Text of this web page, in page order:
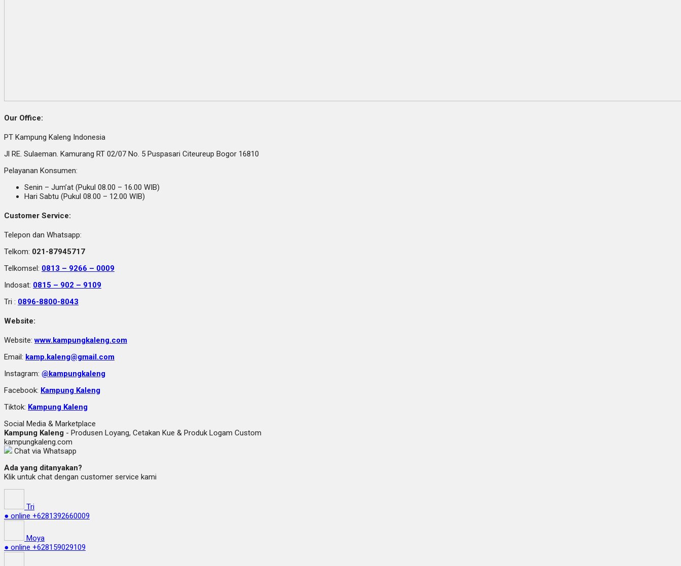
Our Office:
PT Kampung Kaleng Indonesia
Jl RE. Sulaeman. Kamurang RT 02/07 No. 5 Puspasari Citeureup Bogor 16810
Pelayanan Konsumen:
Senin – Jum’at (Pukul 08.00 – 16.00 WIB)
Hari Sabtu (Pukul 08.00 – 12.00 WIB)
Customer Service:
Telepon dan Whatsapp:
Telkom: 021-87945717
Telkomsel: 0813 – 9266 – 0009
Indosat: 0815 – 902 – 9109
Tri : 0896-8800-8043
Website:
Website:www.kampungkaleng.com
Email: kamp.kaleng@gmail.com
Instagram: @kampungkaleng
Facebook: Kampung Kaleng
Tiktok: Kampung Kaleng
Social Media & Marketplace
Kampung Kaleng - Produsen Loyang, Cetakan Kue & Produk Logam Custom
kampungkaleng.com
Chat via Whatsapp
Ada yang ditanyakan?
Klik untuk chat dengan customer service kami
Tri
● online +6281392660009
Moya
● online +628159029109